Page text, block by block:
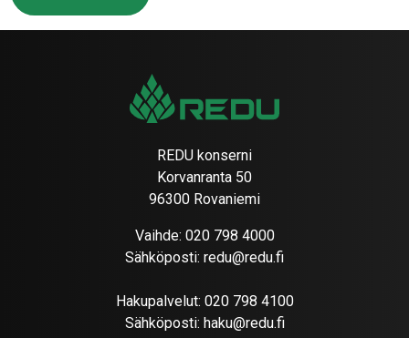
REDU konserni
Korvanranta 50
96300 Rovaniemi
Vaihde: 020 798 4000
Sähköposti: redu@redu.fi
Hakupalvelut: 020 798 4100
Sähköposti: haku@redu.fi